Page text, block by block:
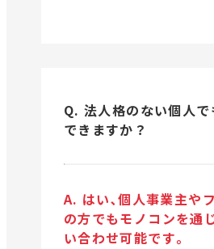
Q. 法人格のない個人
できますか？
A. はい､個人事業主や
の方でもモノコンを通
い合わせ可能です｡